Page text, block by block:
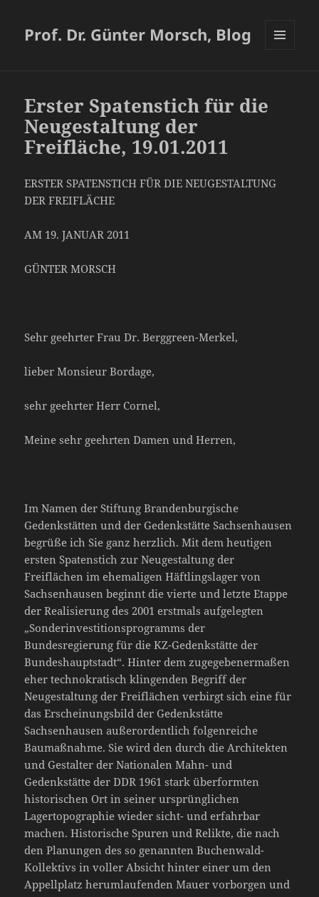
Prof. Dr. Günter Morsch, Blog
Erster Spatenstich für die
Neugestaltung der
Freifläche, 19.01.2011
ERSTER SPATENSTICH FÜR DIE NEUGESTALTUNG
DER FREIFLÄCHE
AM 19. JANUAR 2011
GÜNTER MORSCH
Sehr geehrter Frau Dr. Berggreen-Merkel,
lieber Monsieur Bordage,
sehr geehrter Herr Cornel,
Meine sehr geehrten Damen und Herren,
Im Namen der Stiftung Brandenburgische
Gedenkstätten und der Gedenkstätte Sachsenhausen
begrüße ich Sie ganz herzlich. Mit dem heutigen
ersten Spatenstich zur Neugestaltung der
Freiflächen im ehemaligen Häftlingslager von
Sachsenhausen beginnt die vierte und letzte Etappe
der Realisierung des 2001 erstmals aufgelegten
„Sonderinvestitionsprogramms der
Bundesregierung für die KZ-Gedenkstätte der
Bundeshauptstadt“. Hinter dem zugegebenermaßen
eher technokratisch klingenden Begriff der
Neugestaltung der Freiflächen verbirgt sich eine für
das Erscheinungsbild der Gedenkstätte
Sachsenhausen außerordentlich folgenreiche
Baumaßnahme. Sie wird den durch die Architekten
und Gestalter der Nationalen Mahn- und
Gedenkstätte der DDR 1961 stark überformten
historischen Ort in seiner ursprünglichen
Lagertopographie wieder sicht- und erfahrbar
machen. Historische Spuren und Relikte, die nach
den Planungen des so genannten Buchenwald-
Kollektivs in voller Absicht hinter einer um den
Appellplatz herumlaufenden Mauer vorborgen und